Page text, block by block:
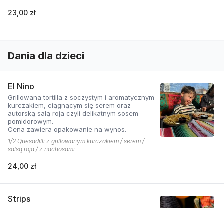
23,00 zł
Dania dla dzieci
El Nino
Grillowana tortilla z soczystym i aromatycznym
kurczakiem, ciągnącym się serem oraz
autorską salą roja czyli delikatnym sosem
pomidorowym.
Cena zawiera opakowanie na wynos.
1/2 Quesadilli z grillowanym kurczakiem / serem /
salsą roja / z nachosami
24,00 zł
Strips